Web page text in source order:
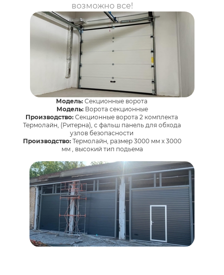
возможно все!
Модель: Секционные ворота
Модель:Ворота секционные
Производство: Секционные ворота 2 комплекта
Термолайн, (Ритерна), с фальш панель для обхода
узлов безопасности
Производство:Термолайн, размер 3000 мм х 3000
мм , высокий тип подьема